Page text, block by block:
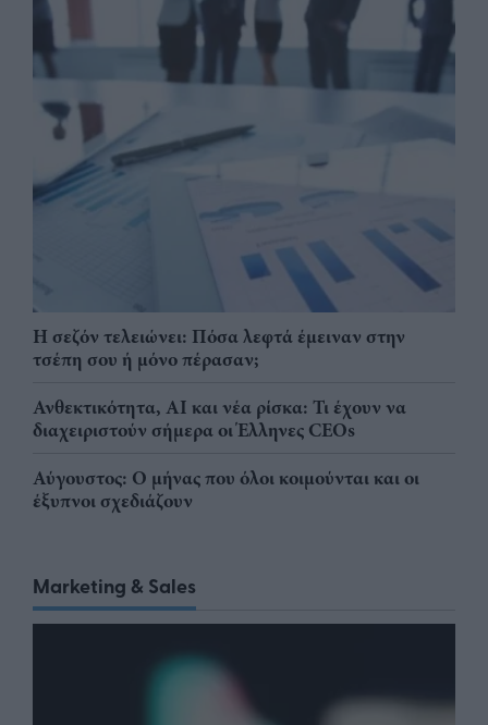
Η σεζόν τελειώνει: Πόσα λεφτά έμειναν στην
τσέπη σου ή μόνο πέρασαν;
Ανθεκτικότητα, AI και νέα ρίσκα: Τι έχουν να
διαχειριστούν σήμερα οι Έλληνες CEOs
Αύγουστος: Ο μήνας που όλοι κοιμούνται και οι
έξυπνοι σχεδιάζουν
Marketing & Sales